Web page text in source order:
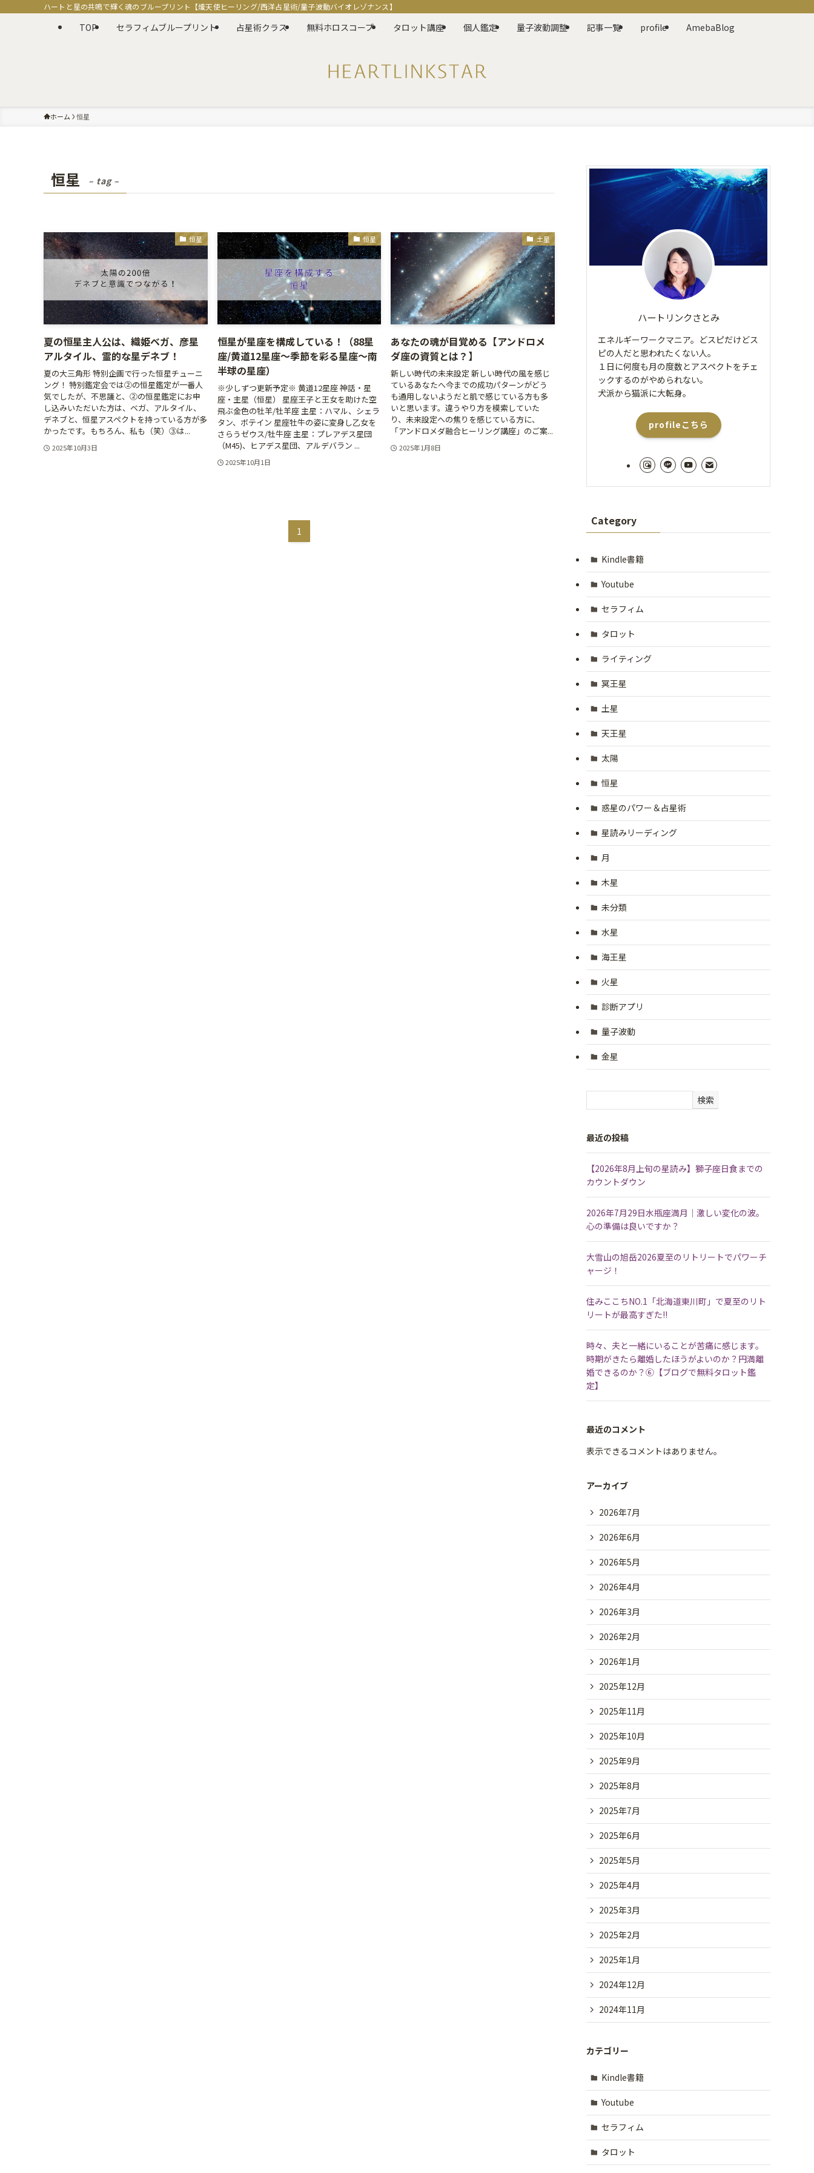
ハートと星の共鳴で輝く魂のブループリント【熾天使ヒーリング/西洋占星術/量子波動バイオレゾナンス】
TOP セラフィムブループリント 占星術クラス 無料ホロスコープ タロット講座 個人鑑定 量子波動調整 記事一覧 profile AmebaBlog
ホーム 恒星
恒星 – tag –
恒星
夏の恒星主人公は、織姫ベガ、彦星
アルタイル、霊的な星デネブ！
夏の大三角形 特別企画で行った恒星チューニ
ング！ 特別鑑定会では②の恒星鑑定が一番人
気でしたが、不思議と、②の恒星鑑定にお申
し込みいただいた方は、ベガ、アルタイル、
デネブと、恒星アスペクトを持っている方が多
かったです。もちろん、私も（笑）③は...
2025年10月3日
恒星
恒星が星座を構成している！（88星
座/黄道12星座〜季節を彩る星座〜南
半球の星座）
※少しずつ更新予定※ 黄道12星座 神話・星
座・主星（恒星） 星座王子と王女を助けた空
飛ぶ金色の牡羊/牡羊座 主星：ハマル、シェラ
タン、ボテイン 星座牡牛の姿に変身し乙女を
さらうゼウス/牡牛座 主星：プレアデス星団
（M45)、ヒアデス星団、アルデバラン ...
2025年10月1日
土星
あなたの魂が目覚める【アンドロメ
ダ座の資質とは？】
新しい時代の未来設定 新しい時代の風を感じ
ているあなたへ今までの成功パターンがどう
も通用しないようだと肌で感じている方も多
いと思います。違うやり方を模索していた
り、未来設定への焦りを感じている方に、
「アンドロメダ融合ヒーリング講座」のご案...
2025年1月8日
1
ハートリンクさとみ
エネルギーワークマニア。どスピだけどス
ピの人だと思われたくない人。
１日に何度も月の度数とアスペクトをチェ
ックするのがやめられない。
犬派から猫派に大転身。
profileこちら
Category
Kindle書籍
Youtube
セラフィム
タロット
ライティング
冥王星
土星
天王星
太陽
恒星
惑星のパワー＆占星術
星読みリーディング
月
木星
未分類
水星
海王星
火星
診断アプリ
量子波動
金星
検索
最近の投稿
【2026年8月上旬の星読み】獅子座日食までの
カウントダウン
2026年7月29日水瓶座満月｜激しい変化の波。
心の準備は良いですか？
大雪山の旭岳2026夏至のリトリートでパワーチ
ャージ！
住みここちNO.1「北海道東川町」で夏至のリト
リートが最高すぎた!!
時々、夫と一緒にいることが苦痛に感じます。
時期がきたら離婚したほうがよいのか？円満離
婚できるのか？⑥【ブログで無料タロット鑑
定】
最近のコメント
表示できるコメントはありません。
アーカイブ
2026年7月
2026年6月
2026年5月
2026年4月
2026年3月
2026年2月
2026年1月
2025年12月
2025年11月
2025年10月
2025年9月
2025年8月
2025年7月
2025年6月
2025年5月
2025年4月
2025年3月
2025年2月
2025年1月
2024年12月
2024年11月
カテゴリー
Kindle書籍
Youtube
セラフィム
タロット